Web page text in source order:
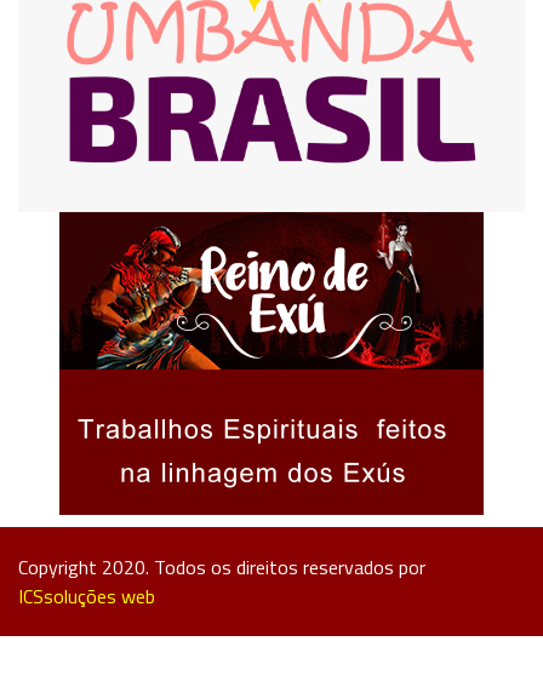
Copyright 2020. Todos os direitos reservados por
ICSsoluções web